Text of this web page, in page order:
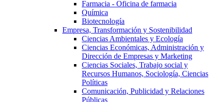
Farmacia - Oficina de farmacia
Química
Biotecnología
Empresa, Transformación y Sostenibilidad
Ciencias Ambientales y Ecología
Ciencias Económicas, Administración y
Dirección de Empresas y Marketing
Ciencias Sociales, Trabajo social y
Recursos Humanos, Sociología, Ciencias
Políticas
Comunicación, Publicidad y Relaciones
Públicas